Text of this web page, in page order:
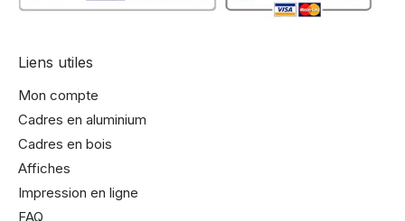
Liens utiles
Mon compte
Cadres en aluminium
Cadres en bois
Affiches
Impression en ligne
FAQ